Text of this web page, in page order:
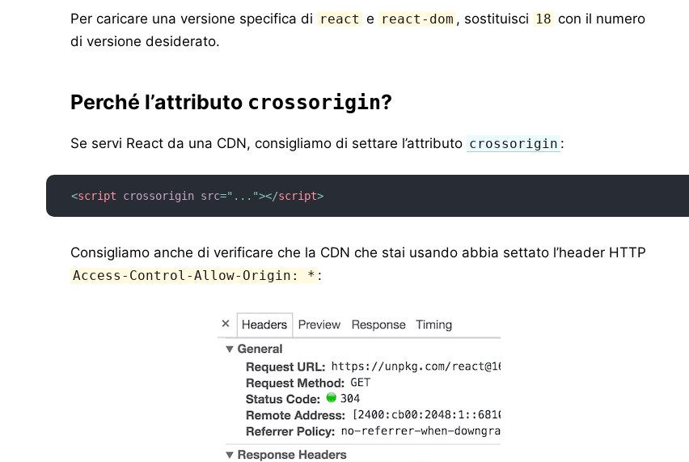
Per caricare una versione specifica di react e react-dom , sostituisci 18 con il numero
di versione desiderato.
Perché l’attributo crossorigin?
Se servi React da una CDN, consigliamo di settare l’attributo crossorigin :
<script crossorigin src=" ... "></script>
Consigliamo anche di verificare che la CDN che stai usando abbia settato l’header HTTP
Access-Control-Allow-Origin: * :